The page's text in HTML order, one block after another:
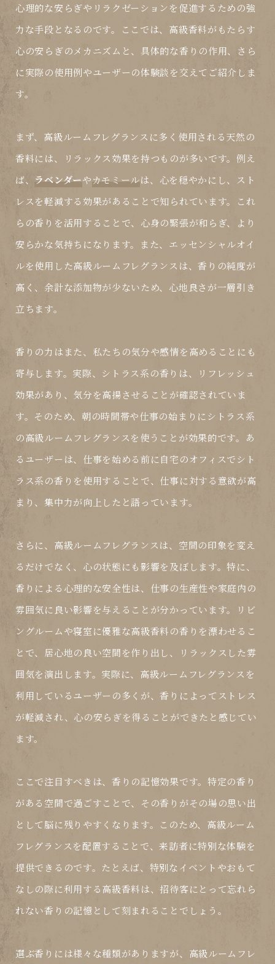
心理的な安らぎやリラクゼーションを促進するための強
力な手段となるのです。ここでは、高級香料がもたらす
心の安らぎのメカニズムと、具体的な香りの作用、さら
に実際の使用例やユーザーの体験談を交えてご紹介しま
す。
まず、高級ルームフレグランスに多く使用される天然の
香料には、リラックス効果を持つものが多いです。例え
ば、 ラベンダーやカモミールは、心を穏やかにし、スト
レスを軽減する効果があることで知られています。これ
らの香りを活用することで、心身の緊張が和らぎ、より
安らかな気持ちになります。また、エッセンシャルオイ
ルを使用した高級ルームフレグランスは、香りの純度が
高く、余計な添加物が少ないため、心地良さが一層引き
立ちます。
香りの力はまた、私たちの気分や感情を高めることにも
寄与します。実際、 シトラス系の香りは、リフレッシュ
効果があり、気分を高揚させることが確認されていま
す。そのため、朝の時間帯や仕事の始まりにシトラス系
の高級ルームフレグランスを使うことが効果的です。あ
るユーザーは、仕事を始める前に自宅のオフィスでシト
ラス系の香りを使用することで、仕事に対する意欲が高
まり、集中力が向上したと語っています。
さらに、高級ルームフレグランスは、空間の印象を変え
るだけでなく、心の状態にも影響を及ぼします。特に、
香りによる心理的な安全性は、仕事の生産性や家庭内の
雰囲気に良い影響を与えることが分かっています。リビ
ングルームや寝室に優雅な高級香料の香りを漂わせるこ
とで、居心地の良い空間を作り出し、リラックスした雰
囲気を演出します。実際に、高級ルームフレグランスを
利用しているユーザーの多くが、香りによってストレス
が軽減され、心の安らぎを得ることができたと感じてい
ます。
ここで注目すべきは、香りの記憶効果です。特定の香り
がある空間で過ごすことで、その香りがその場の思い出
として脳に残りやすくなります。このため、高級ルーム
フレグランスを配置することで、来訪者に特別な体験を
提供できるのです。たとえば、特別なイベントやおもて
なしの際に利用する高級香料は、招待客にとって忘れら
れない香りの記憶として刻まれることでしょう。
選ぶ香りには様々な種類がありますが、高級ルームフレ